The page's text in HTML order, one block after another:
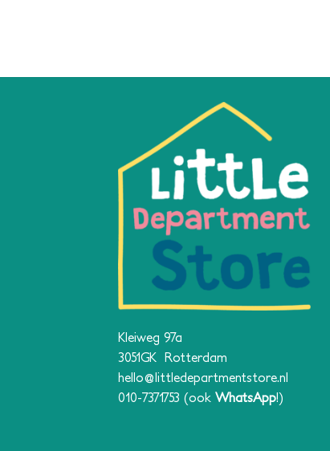
Kleiweg 97a
3051GK Rotterdam
hello@littledepartmentstore.nl
010-7371753 (ook WhatsApp!)